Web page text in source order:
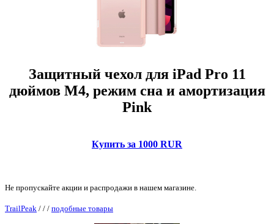
Защитный чехол для iPad Pro 11
дюймов M4, режим сна и амортизация
Pink
Купить за 1000 RUR
Не пропускайте акции и распродажи в нашем магазине.
TrailPeak / / / подобные товары